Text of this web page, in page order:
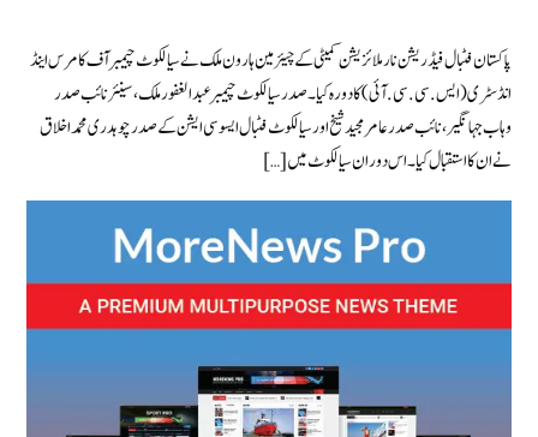
پاکستان فٹبال فیڈریشن نارملائزیشن کمیٹی کے چیئرمین ہارون ملک نے سیالکوٹ چیمبر آف کامرس اینڈ
انڈسٹری (ایس.سی.سی.آئی ) کا دورہ کیا۔ صدر سیالکوٹ چیمبر عبدالغفور ملک، سینئر نائب صدر
وہاب جہانگیر، نائب صدر عامر مجید شیخ اور سیالکوٹ فٹبال ایسوسی ایشن کے صدر چوہدری محمد اخلاق
نے ان کا استقبال کیا۔ اس دوران سیالکوٹ میں […]